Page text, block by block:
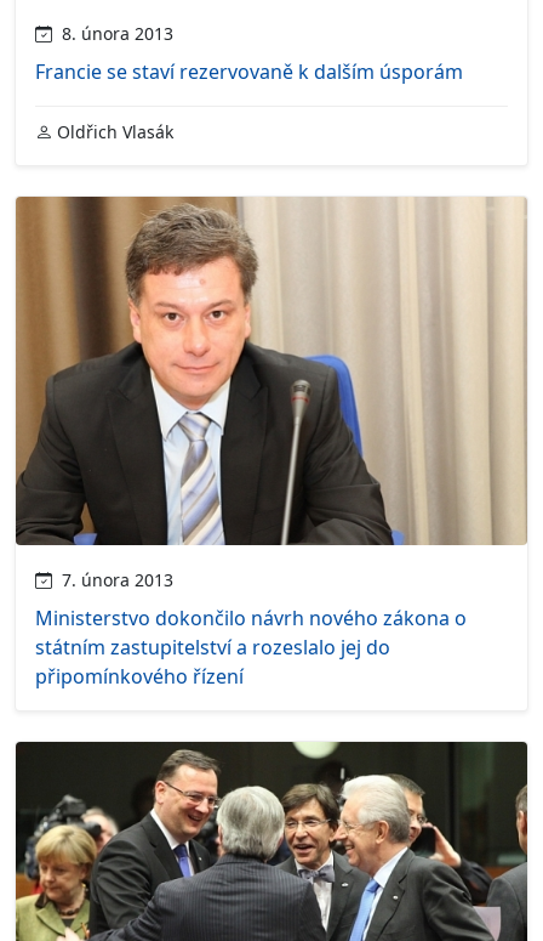
8. února 2013
Francie se staví rezervovaně k dalším úsporám
Oldřich Vlasák
7. února 2013
Ministerstvo dokončilo návrh nového zákona o
státním zastupitelství a rozeslalo jej do
připomínkového řízení